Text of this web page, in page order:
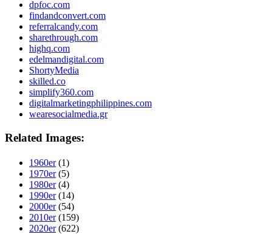
dpfoc.com
findandconvert.com
referralcandy.com
sharethrough.com
highq.com
edelmandigital.com
ShortyMedia
skilled.co
simplify360.com
digitalmarketingphilippines.com
wearesocialmedia.gr
Related Images:
1960er(1)
1970er(5)
1980er(4)
1990er(14)
2000er(54)
2010er(159)
2020er(622)